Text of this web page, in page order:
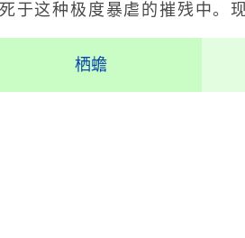
于这种极度暴虐的摧残中。
栖蟾